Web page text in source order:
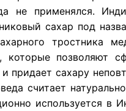
не применялся.
сахар под
тростника
позволяют
и придает сахару
считает
используется